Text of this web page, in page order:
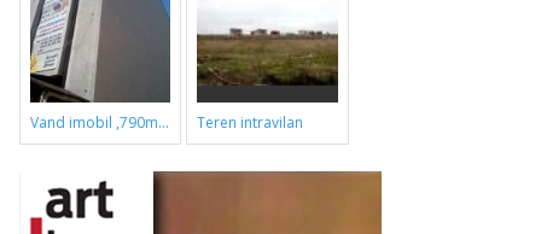
vand imobil ,790m,piata gorjului,pret negociabil teren intravilan